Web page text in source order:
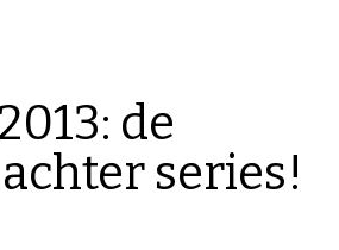
de
series!